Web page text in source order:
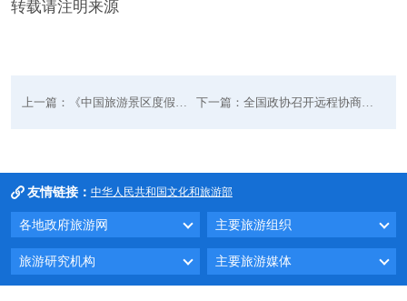
转载请注明来源
上一篇：《中国旅游景区度假区发展报告（2025—2026）》出版发行 下一篇：全国政协召开远程协商会 围绕“文旅融合促进各民族交往交流交融
友情链接： 中华人民共和国文化和旅游部
各地政府旅游网 主要旅游组织
旅游研究机构 主要旅游媒体